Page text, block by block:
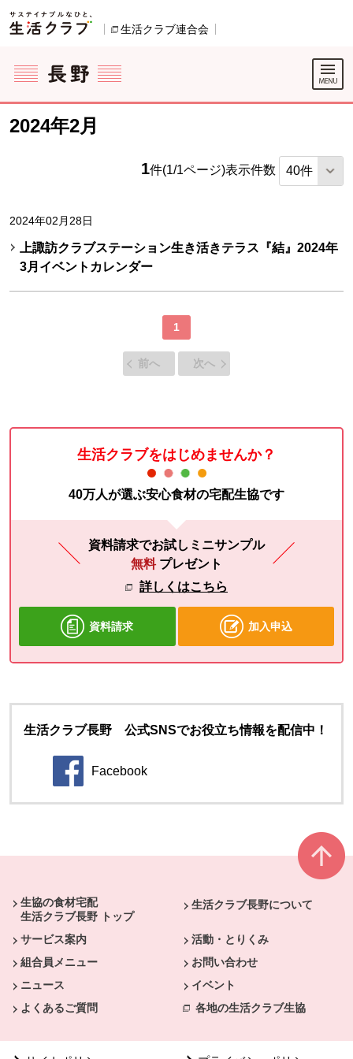
ページの先頭です。
生活クラブ連合会
ここからサイト内共通メニューです。
サイト内共通メニューをスキップする
サイト内共通メニューここまで。
2024年2月
1件(1/1ページ)表示件数
2024年02月28日
上諏訪クラブステーション生き活きテラス『結』2024年
3月イベントカレンダー
1
前へ 次へ
生活クラブをはじめませんか？
40万人が選ぶ安心食材の宅配生協です
資料請求でお試しミニサンプル
無料 プレゼント
詳しくはこちら
資料請求 加入申込
生活クラブ長野 公式SNSでお役立ち情報を配信中！
Facebook
別のウィンドウで開きます。
生協の食材宅配
生活クラブ長野 トップ
生活クラブ長野について
サービス案内
活動・とりくみ
組合員メニュー
お問い合わせ
ニュース
イベント
よくあるご質問
各地の生活クラブ生協